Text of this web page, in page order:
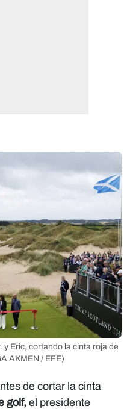
y Eric, cortando la cinta roja de
AKMEN / EFE)
de cortar la cinta
golf, el presidente